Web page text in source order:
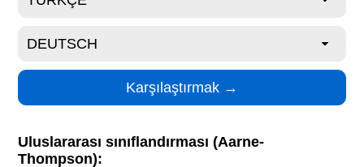
Uluslararası sınıflandırması (Aarne-
Thompson):